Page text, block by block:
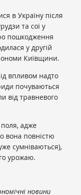
в Україну після
та сої у
пошкодження
у другій
Київщини.
впливом надто
почуваються
від травневого
поля, адже
вона повністю
сумніваються),
урожаю.
новини